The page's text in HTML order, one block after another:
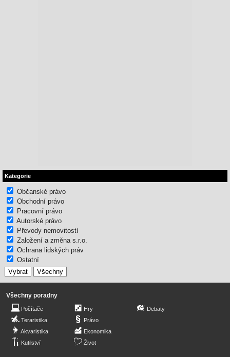
Kategorie
Občanské právo
Obchodní právo
Pracovní právo
Autorské právo
Převody nemovitostí
Založení a změna s.r.o.
Ochrana lidských práv
Ostatní
Všechny poradny
Počítače
Teraristika
Akvaristika
Kutilství
Hry
Právo
Ekonomika
Život
Debaty